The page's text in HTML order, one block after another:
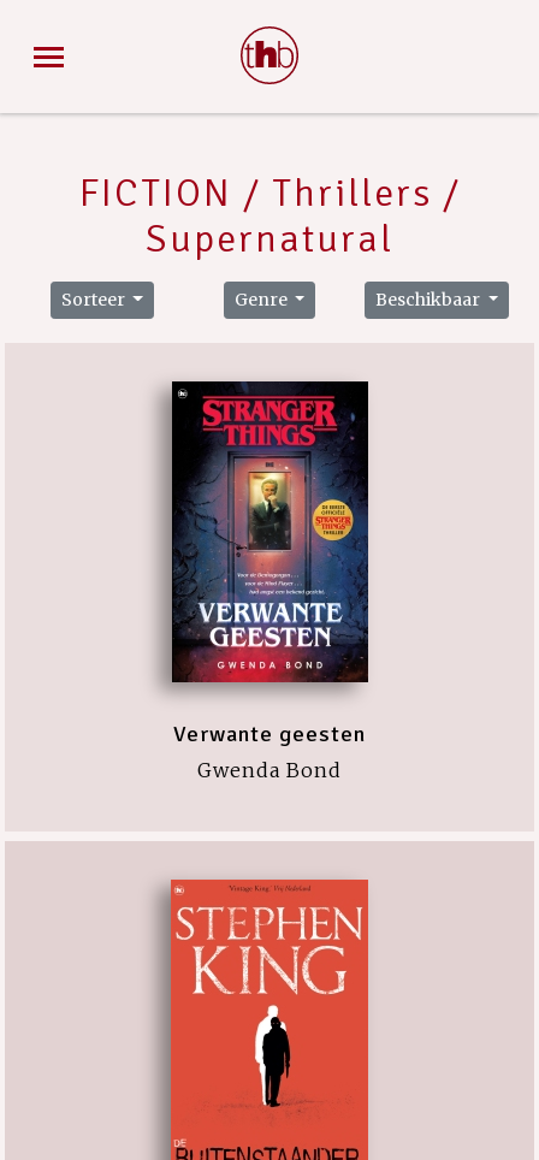
FICTION / Thrillers /
Supernatural
Sorteer Genre Beschikbaar
Verwante geesten
Gwenda Bond